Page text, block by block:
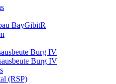
BayGibitR
Burg IV
Burg IV
(RSP)